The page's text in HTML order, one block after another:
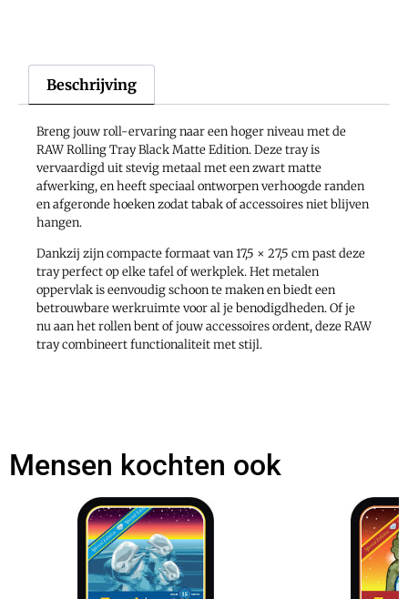
Beschrijving
Breng jouw roll-ervaring naar een hoger niveau met de
RAW Rolling Tray Black Matte Edition. Deze tray is
vervaardigd uit stevig metaal met een zwart matte
afwerking, en heeft speciaal ontworpen verhoogde randen
en afgeronde hoeken zodat tabak of accessoires niet blijven
hangen.
Dankzij zijn compacte formaat van 17,5 × 27,5 cm past deze
tray perfect op elke tafel of werkplek. Het metalen
oppervlak is eenvoudig schoon te maken en biedt een
betrouwbare werkruimte voor al je benodigdheden. Of je
nu aan het rollen bent of jouw accessoires ordent, deze RAW
tray combineert functionaliteit met stijl.
Mensen kochten ook